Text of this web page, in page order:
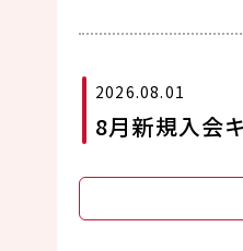
2026.08.01
8月新規入会